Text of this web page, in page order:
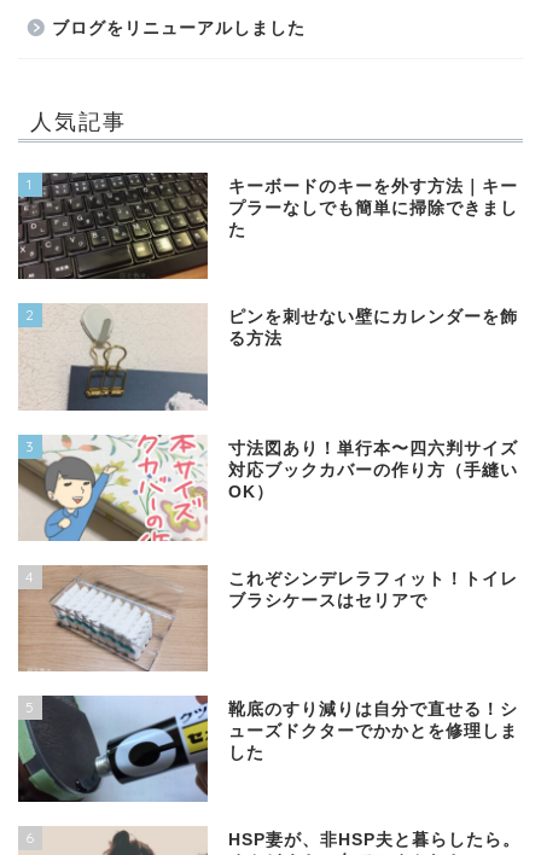
ブログをリニューアルしました
人気記事
1
キーボードのキーを外す方法｜キー
プラーなしでも簡単に掃除できまし
た
2
ピンを刺せない壁にカレンダーを飾
る方法
3
寸法図あり！単行本〜四六判サイズ
対応ブックカバーの作り方（手縫い
OK）
4
これぞシンデレラフィット！トイレ
ブラシケースはセリアで
5
靴底のすり減りは自分で直せる！シ
ューズドクターでかかとを修理しま
した
6
HSP妻が、非HSP夫と暮らしたら。